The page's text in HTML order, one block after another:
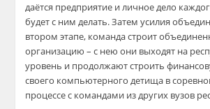
даётся предприятие и личное дело
будет с ним делать.Затем усилия
втором этапе, команда строит
организацию – с нею они выходят на
уровень и продолжают строить
своего компьютерного детища в
процессе с командами из других вузов